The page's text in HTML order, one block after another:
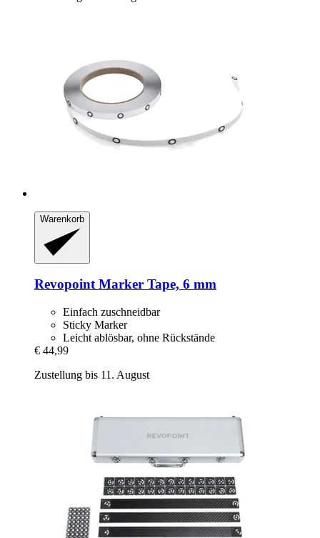
Warenkorb
RevopointMarker Tape, 6 mm
Einfach zuschneidbar
Sticky Marker
Leicht ablösbar, ohne Rückstände
€ 44,99
Zustellung bis 11. August